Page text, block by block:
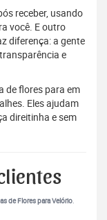
receber, usando
você. E outro
diferença: a gente
e
de flores para em
Eles ajudam
direitinha e sem
de Flores para Velório.